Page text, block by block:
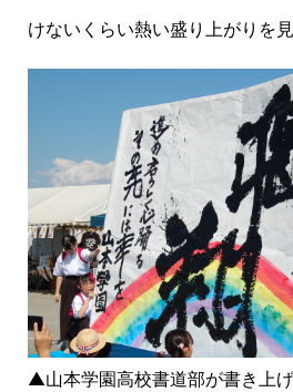
けないくらい熱い盛り上がりを
▲山本学園高校書道部が書き上